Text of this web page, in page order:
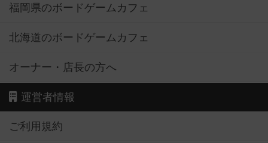
福岡県のボードゲームカフェ
北海道のボードゲームカフェ
オーナー・店長の方へ
運営者情報
ご利用規約